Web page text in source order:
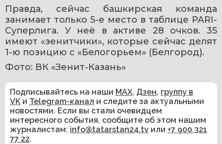
Правда, сейчас башкирская команда
занимает только 5-е место в таблице PARI-
Суперлига. У неё в активе 28 очков. 35
имеют «зенитчики», которые сейчас делят
1-ю позицию с «Белогорьем» (Белгород).
Фото: ВК «Зенит-Казань»
Подписывайтесь на наши MAX, Дзен, группу в
VK и Telegram-канал и следите за актуальными
новостями. Если вы стали очевидцем
интересного события, сообщите об этом нашим
журналистам: info@tatarstan24.tv или +7 900 321
77 22.